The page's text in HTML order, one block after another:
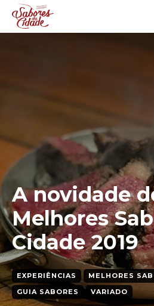
A novidade
Melhores
Cidade 2019
EXPERIÊNCIAS
MELHORES
GUIA SABORES
VARIADO